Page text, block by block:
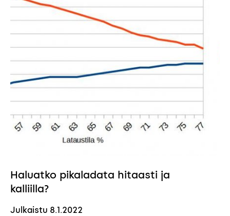
Haluatko pikaladata hitaasti ja
kalliilla?
Julkaistu 8.1.2022